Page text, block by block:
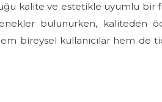
kalite ve estetikle uyumlu bir
bulunurken, kaliteden
bireysel kullanıcılar hem de